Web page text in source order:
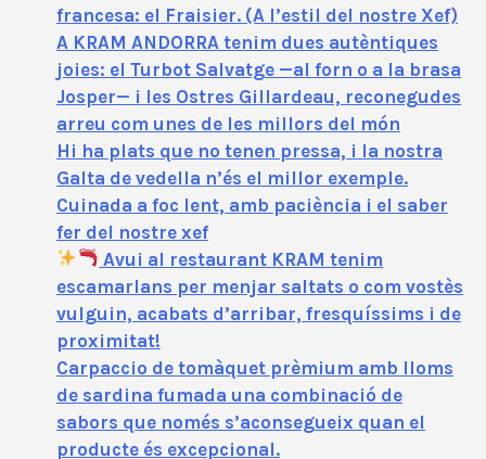
francesa: el Fraisier. (A l’estil del nostre Xef)
A KRAM ANDORRA tenim dues autèntiques
joies: el Turbot Salvatge —al forn o a la brasa
Josper— i les Ostres Gillardeau, reconegudes
arreu com unes de les millors del món
Hi ha plats que no tenen pressa, i la nostra
Galta de vedella n’és el millor exemple.
Cuinada a foc lent, amb paciència i el saber
fer del nostre xef
Avui al restaurant KRAM tenim
escamarlans per menjar saltats o com vostès
vulguin, acabats d’arribar, fresquíssims i de
proximitat!
Carpaccio de tomàquet prèmium amb lloms
de sardina fumada una combinació de
sabors que només s’aconsegueix quan el
producte és excepcional.